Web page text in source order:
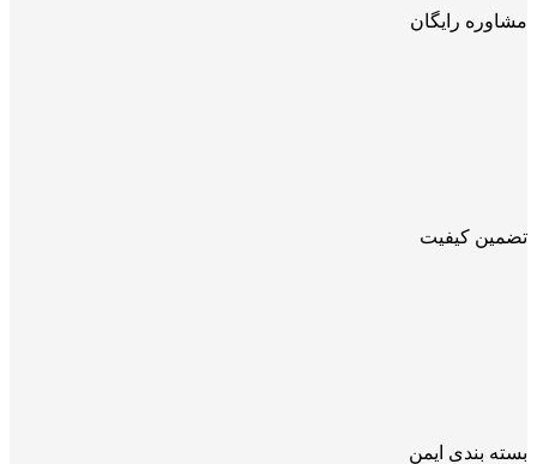
مشاوره رایگان
تضمین کیفیت
بسته بندی ایمن